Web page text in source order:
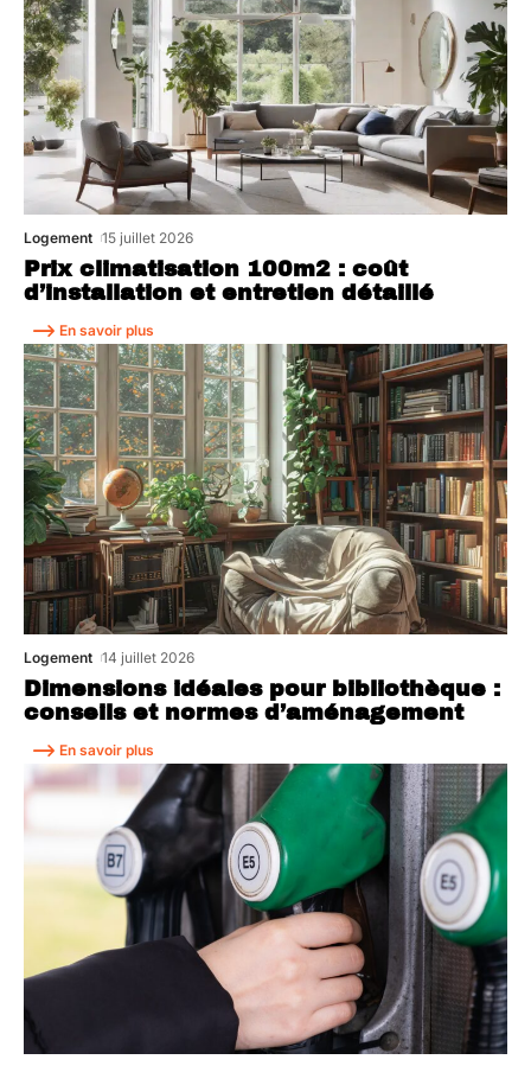
Prix climatisation 100m2 : coût
d’installation et entretien détaillé
Logement 15 juillet 2026
En savoir plus
Dimensions idéales pour bibliothèque :
conseils et normes d’aménagement
Logement 14 juillet 2026
En savoir plus